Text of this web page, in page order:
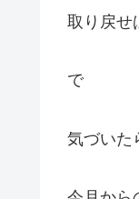
取り戻せ
で
気づいた